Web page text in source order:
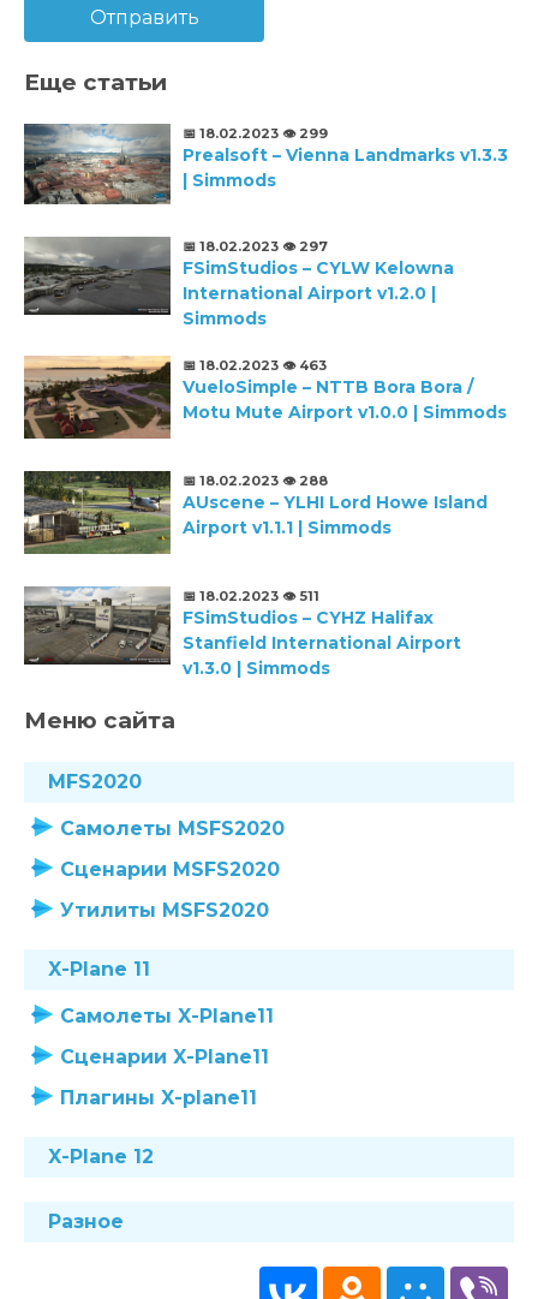
Отправить
Еще статьи
📅 18.02.2023 👁️ 299
Prealsoft – Vienna Landmarks v1.3.3
| Simmods
📅 18.02.2023 👁️ 297
FSimStudios – CYLW Kelowna
International Airport v1.2.0 |
Simmods
📅 18.02.2023 👁️ 463
VueloSimple – NTTB Bora Bora /
Motu Mute Airport v1.0.0 | Simmods
📅 18.02.2023 👁️ 288
AUscene – YLHI Lord Howe Island
Airport v1.1.1 | Simmods
📅 18.02.2023 👁️ 511
FSimStudios – CYHZ Halifax
Stanfield International Airport
v1.3.0 | Simmods
Меню сайта
MFS2020
Самолеты MSFS2020
Сценарии MSFS2020
Утилиты MSFS2020
X-Plane 11
Самолеты X-Plane11
Сценарии X-Plane11
Плагины X-plane11
X-Plane 12
Разное